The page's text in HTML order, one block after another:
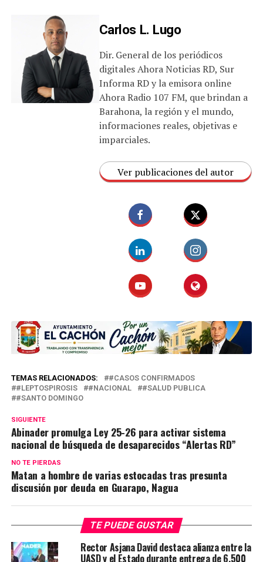
Carlos L. Lugo
Dir. General de los periódicos
digitales Ahora Noticias RD, Sur
Informa RD y la emisora online
Ahora Radio 107 FM, que brindan a
Barahona, la región y el mundo,
informaciones reales, objetivas e
imparciales.
Ver publicaciones del autor
TEMAS RELACIONADOS:
#CASOS CONFIRMADOS
#LEPTOSPIROSIS
#NACIONAL
#SALUD PUBLICA
#SANTO DOMINGO
SIGUIENTE
Abinader promulga Ley 25-26 para activar sistema
nacional de búsqueda de desaparecidos “Alertas RD”
NO TE PIERDAS
Matan a hombre de varias estocadas tras presunta
discusión por deuda en Guarapo, Nagua
TE PUEDE GUSTAR
Rector Asjana David destaca alianza entre la
UASD y el Estado durante entrega de 6,500